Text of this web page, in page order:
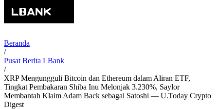
Beranda
/
Pusat Berita LBank
/
XRP Mengungguli Bitcoin dan Ethereum dalam Aliran ETF,
Tingkat Pembakaran Shiba Inu Melonjak 3.230%, Saylor
Membantah Klaim Adam Back sebagai Satoshi — U.Today Crypto
Digest